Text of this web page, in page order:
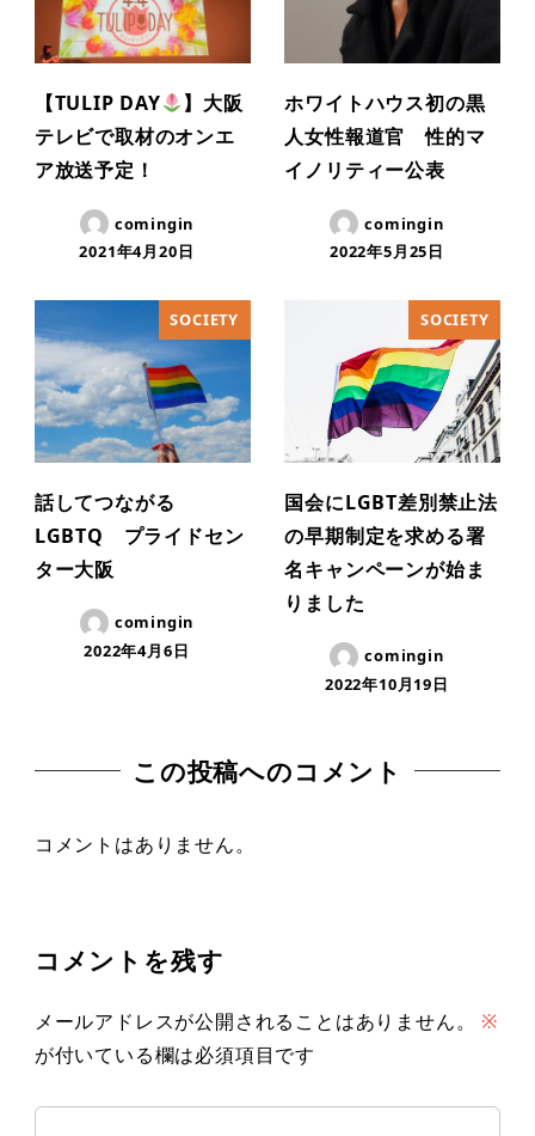
【TULIP DAY
】大阪
テレビで取材のオンエ
ア放送予定！
comingin
2021年4月20日
ホワイトハウス初の黒
人女性報道官 性的マ
イノリティー公表
comingin
2022年5月25日
SOCIETY
話してつながる
LGBTQ プライドセン
ター大阪
comingin
2022年4月6日
SOCIETY
国会にLGBT差別禁止法
の早期制定を求める署
名キャンペーンが始ま
りました
comingin
2022年10月19日
この投稿へのコメント
コメントはありません。
コメントを残す
メールアドレスが公開されることはありません。
※
が付いている欄は必須項目です